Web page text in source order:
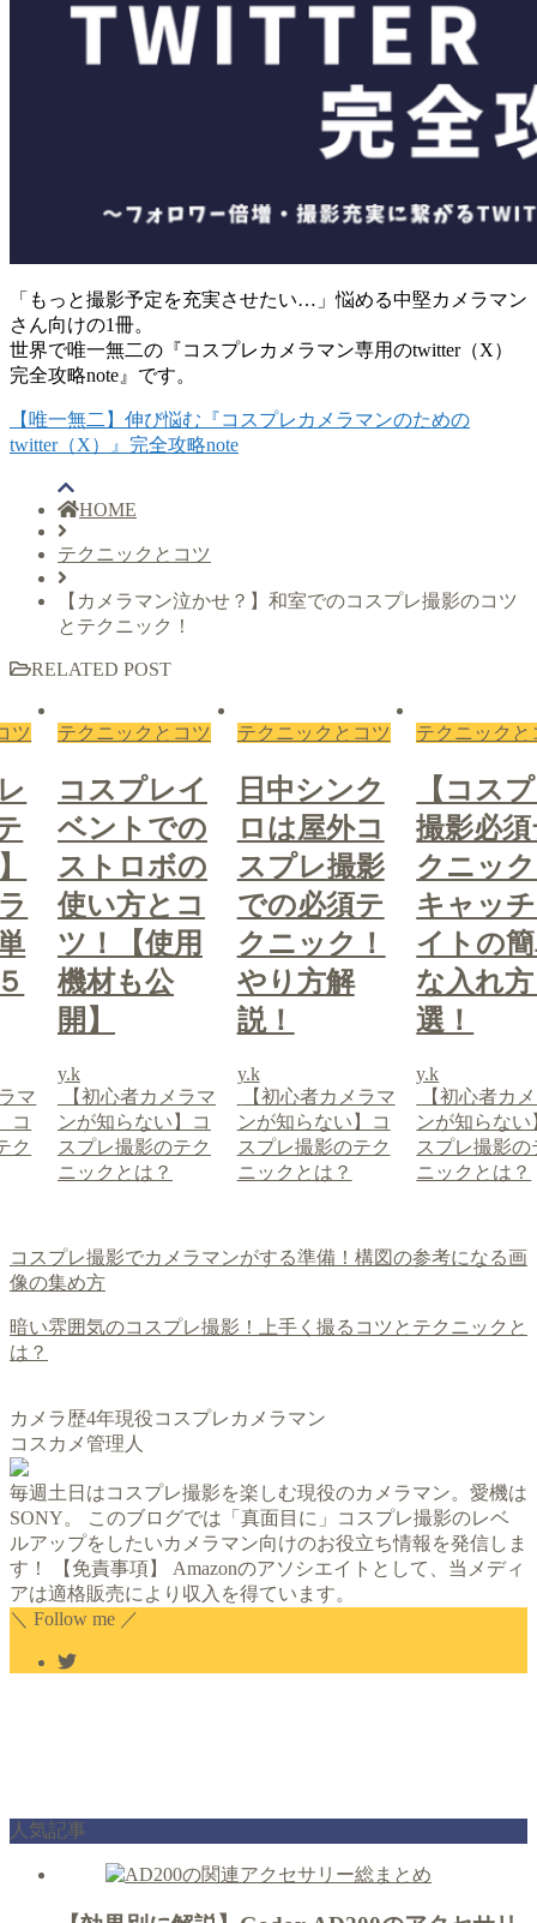
「もっと撮影予定を充実させたい…」悩める中堅カメラマン
さん向けの1冊。
世界で唯一無二の『コスプレカメラマン専用のtwitter（X）
完全攻略note』です。
【唯一無二】伸び悩む『コスプレカメラマンのための
twitter（X）』完全攻略note
HOME
テクニックとコツ
【カメラマン泣かせ？】和室でのコスプレ撮影のコツ
とテクニック！
RELATED POST
ツ
マ
コ
ク
テクニックとコツ
コスプレイ
ベントでの
ストロボの
使い方とコ
ツ！【使用
機材も公
開】
y.k
【初心者カメラマ
ンが知らない】コ
スプレ撮影のテク
ニックとは？
テクニックとコツ
日中シンク
ロは屋外コ
スプレ撮影
での必須テ
クニック！
やり方解
説！
y.k
【初心者カメラマ
ンが知らない】コ
スプレ撮影のテク
ニックとは？
テクニックと
【コス
撮影必
クニッ
キャッ
イトの
な入れ
選！
y.k
【初心者カ
ンが知らない
スプレ撮影の
ニックとは？
コスプレ撮影でカメラマンがする準備！構図の参考になる画
像の集め方
暗い雰囲気のコスプレ撮影！上手く撮るコツとテクニックと
は？
カメラ歴4年現役コスプレカメラマン
コスカメ管理人
毎週土日はコスプレ撮影を楽しむ現役のカメラマン。愛機は
SONY。 このブログでは「真面目に」コスプレ撮影のレベ
ルアップをしたいカメラマン向けのお役立ち情報を発信しま
す！ 【免責事項】 Amazonのアソシエイトとして、当メディ
アは適格販売により収入を得ています。
＼ Follow me ／
人気記事